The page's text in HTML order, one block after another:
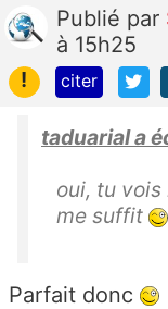
Publié par
à 15h25
!
citer
taduarial a
oui, tu
me suffit
Parfait donc